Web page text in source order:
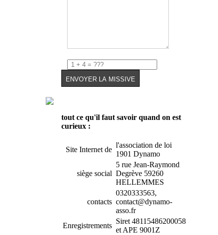
tout ce qu'il faut savoir quand on est
curieux :
Site Internet de
l'association de loi
1901 Dynamo
siège social
5 rue Jean-Raymond
Degrève 59260
HELLEMMES
contacts
0320333563,
contact@dynamo-
asso.fr
Enregistrements
Siret 48115486200058
et APE 9001Z